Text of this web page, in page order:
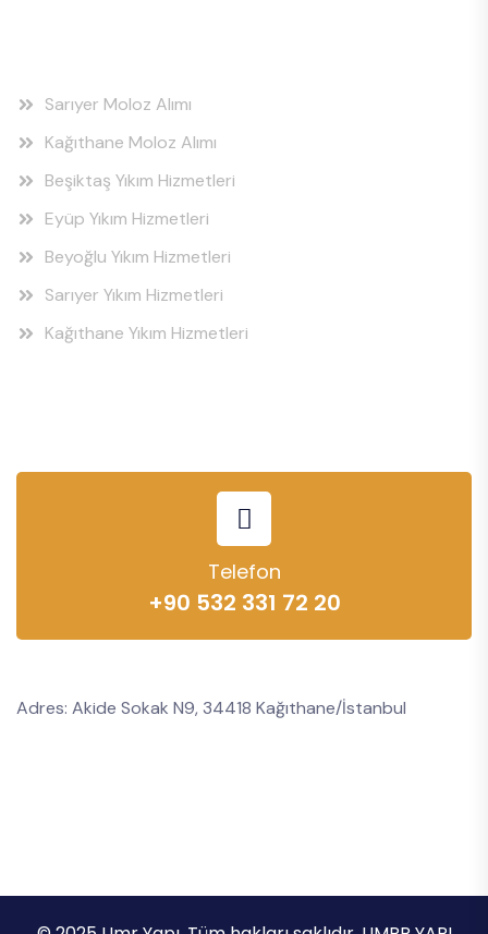
Sarıyer Moloz Alımı
Kağıthane Moloz Alımı
Beşiktaş Yıkım Hizmetleri
Eyüp Yıkım Hizmetleri
Beyoğlu Yıkım Hizmetleri
Sarıyer Yıkım Hizmetleri
Kağıthane Yıkım Hizmetleri
Telefon
+90 532 331 72 20
Adres: Akide Sokak N9, 34418 Kağıthane/İstanbul